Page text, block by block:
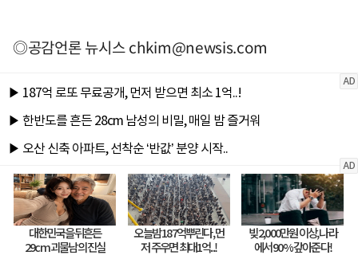
◎공감언론 뉴시스chkim@newsis.com